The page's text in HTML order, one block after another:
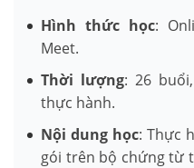
Hình thức học:
Meet.
Thời lượng: 26
thực hành.
Nội dung học: Thực
gói trên bộ chứng từ